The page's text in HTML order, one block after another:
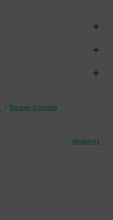
- Spune-ţi opinia
Modulyss